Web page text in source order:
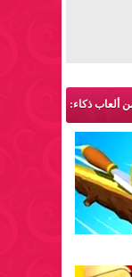
ألعاب ذكاء: